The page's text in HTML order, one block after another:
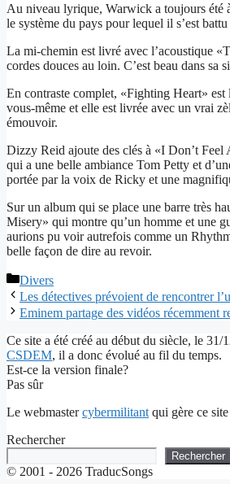
Au niveau lyrique, Warwick a toujours été
le système du pays pour lequel il s’est
La mi-chemin est livré avec l’acoustique
cordes douces au loin. C’est beau dans
En contraste complet, «Fighting Heart» est
vous-même et elle est livrée avec un vrai
émouvoir.
Dizzy Reid ajoute des clés à «I Don’t Feel
qui a une belle ambiance Tom Petty et
portée par la voix de Ricky et une
Sur un album qui se place une barre très
Misery» qui montre qu’un homme et une
aurions pu voir autrefois comme un
belle façon de dire au revoir.
Catégories
Divers
Les détectives prévoient de rencontrer
Eminem partage des vidéos récemment
Ce site a été créé au début du siècle, le 31/
CSDEM, il a donc évolué au fil du temps.
Est-ce la version finale?
Pas sûr
Le webmastercybermilitant qui gère ce
Rechercher
Rechercher
© 2001 - 2026 TraducSongs